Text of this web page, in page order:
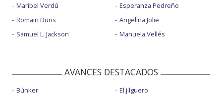
Maribel Verdú
Romain Duris
Samuel L. Jackson
Esperanza Pedreño
Angelina Jolie
Manuela Vellés
AVANCES DESTACADOS
Búnker
El jilguero